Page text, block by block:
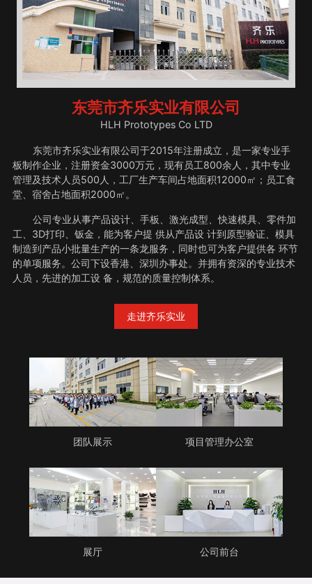
东莞市齐乐实业有限公司
HLH Prototypes Co LTD
东莞市齐乐实业有限公司于2015年注册成立，是一家专业手
板制作企业，注册资金3000万元，现有员工800余人，其中专业
管理及技术人员500人，工厂生产车间占地面积12000㎡；员工食
堂、宿舍占地面积2000㎡。
公司专业从事产品设计、手板、激光成型、快速模具、零件加
工、3D打印、钣金，能为客户提 供从产品设 计到原型验证、模具
制造到产品小批量生产的一条龙服务，同时也可为客户提供各 环节
的单项服务。公司下设香港、深圳办事处。并拥有资深的专业技术
人员，先进的加工设 备，规范的质量控制体系。
走进齐乐实业
团队展示 项目管理办公室
展厅 公司前台